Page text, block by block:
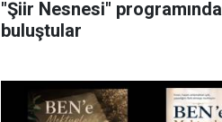
"Şiir Nesnesi" programında
buluştular